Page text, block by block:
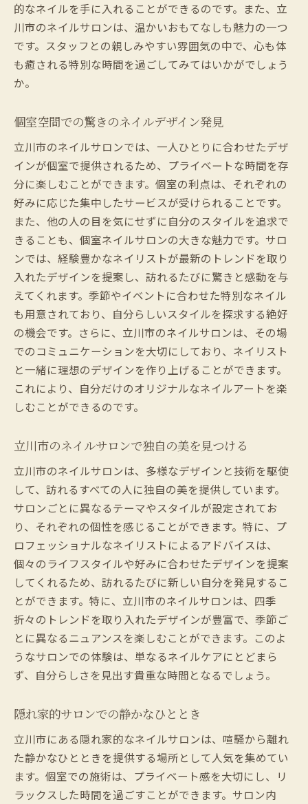
的なネイルを手に入れることができるのです。また、立
川市のネイルサロンは、温かいおもてなしも魅力の一つ
です。スタッフとの親しみやすい雰囲気の中で、心も体
も癒される特別な時間を過ごしてみてはいかがでしょう
か。
個室空間での驚きのネイルデザイン発見
立川市のネイルサロンでは、一人ひとりに合わせたデザ
インが個室で提供されるため、プライベートな時間を存
分に楽しむことができます。個室の利点は、それぞれの
好みに応じた集中したサービスが受けられることです。
また、他の人の目を気にせずに自分のスタイルを追求で
きることも、個室ネイルサロンの大きな魅力です。サロ
ンでは、経験豊かなネイリストが最新のトレンドを取り
入れたデザインを提案し、訪れるたびに驚きと感動を与
えてくれます。季節やイベントに合わせた特別なネイル
も用意されており、自分らしいスタイルを探求する絶好
の機会です。さらに、立川市のネイルサロンは、その場
でのコミュニケーションを大切にしており、ネイリスト
と一緒に理想のデザインを作り上げることができます。
これにより、自分だけのオリジナルなネイルアートを楽
しむことができるのです。
立川市のネイルサロンで独自の美を見つける
立川市のネイルサロンは、多様なデザインと技術を駆使
して、訪れるすべての人に独自の美を提供しています。
サロンごとに異なるテーマやスタイルが設定されてお
り、それぞれの個性を感じることができます。特に、プ
ロフェッショナルなネイリストによるアドバイスは、
個々のライフスタイルや好みに合わせたデザインを提案
してくれるため、訪れるたびに新しい自分を発見するこ
とができます。特に、立川市のネイルサロンは、四季
折々のトレンドを取り入れたデザインが豊富で、季節ご
とに異なるニュアンスを楽しむことができます。このよ
うなサロンでの体験は、単なるネイルケアにとどまら
ず、自分らしさを見出す貴重な時間となるでしょう。
隠れ家的サロンでの静かなひととき
立川市にある隠れ家的なネイルサロンは、喧騒から離れ
た静かなひとときを提供する場所として人気を集めてい
ます。個室での施術は、プライベート感を大切にし、リ
ラックスした時間を過ごすことができます。サロン内